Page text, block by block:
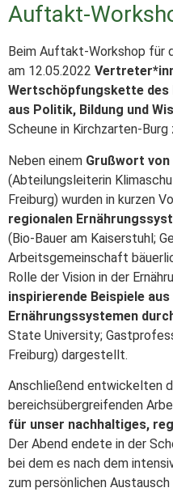
Auftakt-
Beim Auftakt-Workshop für
am 12.05.2022
Wertschöpfungskette des
aus Politik, Bildung und
Scheune in Kirchzarten-Burg
Neben einem Grußwort von
(Abteilungsleiterin
Freiburg) wurden in kurzen
regionalen
(Bio-Bauer am Kaiserstuhl;
Arbeitsgemeinschaft
Rolle der Vision in der
inspirierende Beispiele
Ernährungssystemen
State University;
Freiburg) dargestellt.
Anschließend entwickelten
bereichsübergreifenden
für unser nachhaltiges,
Der Abend endete in der
bei dem es nach dem
zum persönlichen Austausch